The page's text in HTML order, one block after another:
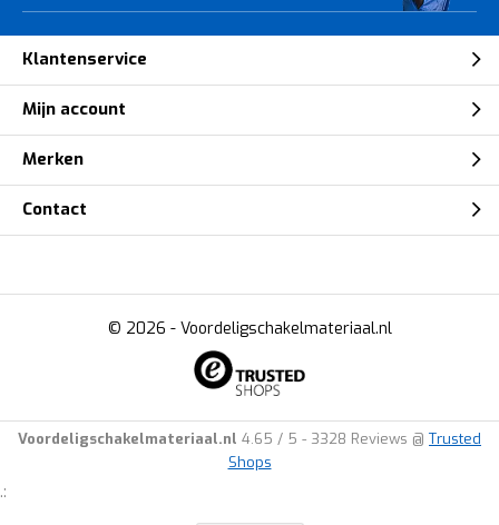
Klantenservice
Mijn account
Merken
Contact
© 2026 - Voordeligschakelmateriaal.nl
Voordeligschakelmateriaal.nl 4.65 / 5 - 3328 Reviews @ Trusted
Shops
.: